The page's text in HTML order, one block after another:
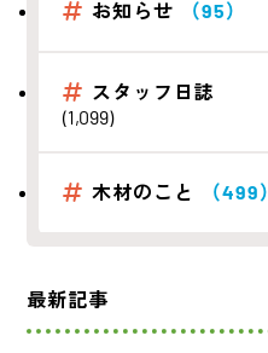
お知らせ （95）
スタッフ日誌
(1,099)
木材のこと （499）
最新記事